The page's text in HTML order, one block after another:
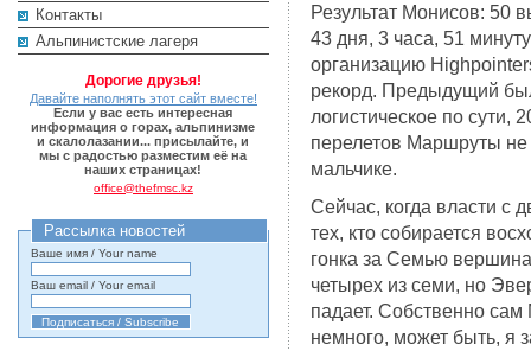
Контакты
Альпинистские лагеря
Дорогие друзья!
Давайте наполнять этот сайт вместе!
Если у вас есть интересная
информация о горах, альпинизме
и скалолазании... присылайте, и
мы с радостью разместим её на
наших страницах!
office@thefmsc.kz
Рассылка новостей
Ваше имя / Your name
Ваш email / Your email
Результат Монисов: 50
43 дня, 3 часа, 51
организацию
рекорд. Предыдущий
логистическое по сути,
перелетов Маршруты
мальчике.
Сейчас, когда власти с
тех, кто собирается
гонка за Семью
четырех из семи, но
падает. Собственно
немного, может быть, я